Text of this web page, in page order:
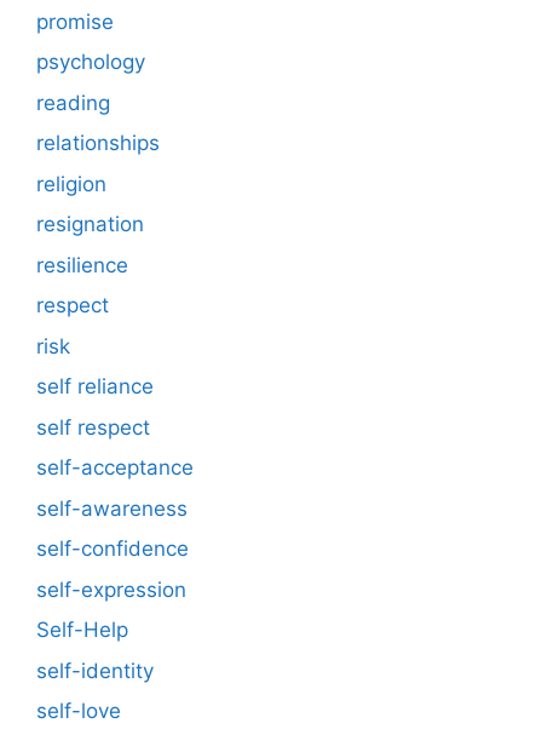
promise
psychology
reading
relationships
religion
resignation
resilience
respect
risk
self reliance
self respect
self-acceptance
self-awareness
self-confidence
self-expression
Self-Help
self-identity
self-love